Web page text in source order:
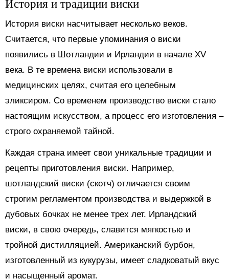
История виски насчитывает несколько веков.
Считается, что первые упоминания о виски
появились в Шотландии и Ирландии в начале XV
века. В те времена виски использовали в
медицинских целях, считая его целебным
эликсиром. Со временем производство виски стало
настоящим искусством, а процесс его изготовления –
строго охраняемой тайной.
Каждая страна имеет свои уникальные традиции и
рецепты приготовления виски. Например,
шотландский виски (скотч) отличается своим
строгим регламентом производства и выдержкой в
дубовых бочках не менее трех лет. Ирландский
виски, в свою очередь, славится мягкостью и
тройной дистилляцией. Американский бурбон,
изготовленный из кукурузы, имеет сладковатый вкус
и насыщенный аромат.